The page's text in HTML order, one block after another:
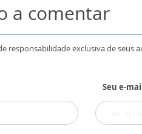
a comentar
responsabilidade exclusiva de seus
Seu e-